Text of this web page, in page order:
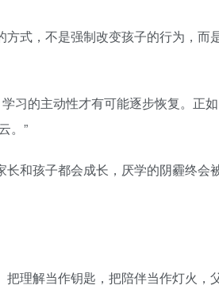
式，不是强制改变孩子的行为，而
习的主动性才有可能逐步恢复。正如
。”
和孩子都会成长，厌学的阴霾终会
理解当作钥匙，把陪伴当作灯火，